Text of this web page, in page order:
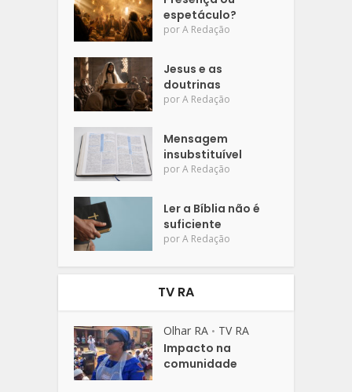
espetáculo?
porA Redação
Jesus e as
doutrinas
porA Redação
Mensagem
insubstituível
porA Redação
Ler a Bíblia não é
suficiente
porA Redação
TV RA
Olhar RA • TV RA
Impacto na
comunidade